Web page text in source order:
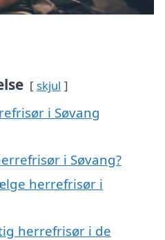
skjul
i Søvang
i Søvang?
herrefrisør i
herrefrisør i de